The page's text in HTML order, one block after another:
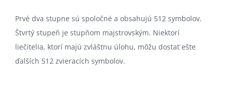
Prvé dva stupne sú spoločné a obsahujú 512 symbolov.
Štvrtý stupeň je stupňom majstrovským. Niektorí
liečitelia, ktorí majú zvláštnu úlohu, môžu dostať ešte
ďalších 512 zvieracích symbolov.